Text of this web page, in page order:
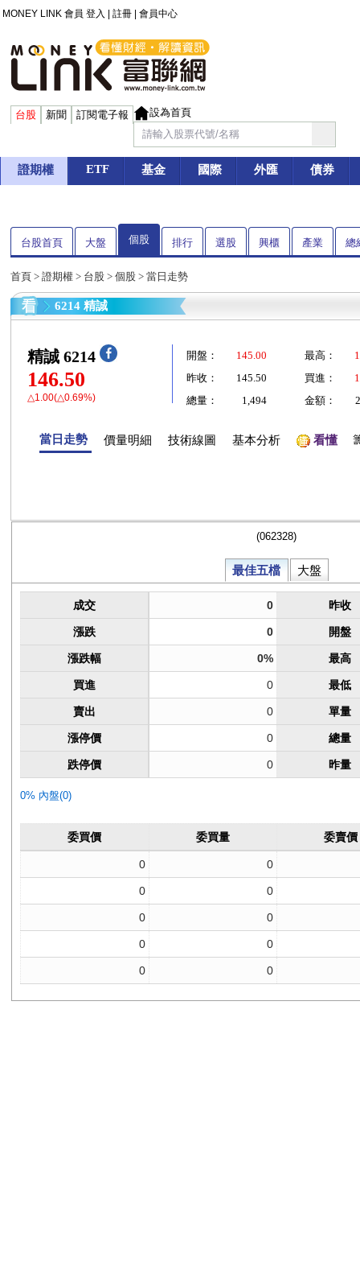
MONEY LINK 會員 登入 註冊 會員中心
台股 新聞 訂閱電子報 設為首頁
證期權 ETF 基金 國際 外匯 債券
台股首頁 大盤 個股 排行 選股 興櫃 產業 總
首頁 > 證期權 > 台股 > 個股 > 當日走勢
6214 精誠
精誠 6214
146.50
△1.00(△0.69%)
開盤： 145.00 最高：
昨收：
145.50 買進：
總量：
1,494 金額：
當日走勢 價量明細 技術線圖 基本分析 看懂